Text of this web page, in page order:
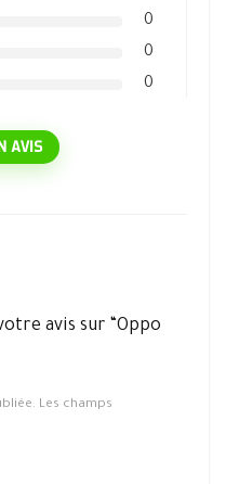
0
0
0
AVIS
avis sur “Oppo
Les champs